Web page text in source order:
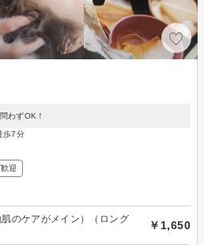
わずOK！
歩7分
迎
肌のケアがメイン）（ロング
￥1,650